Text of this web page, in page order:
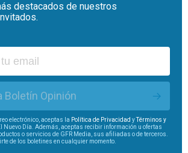
destacados de nuestros
Boletín Opinión
electrónico, aceptas la Política de Privacidad yTérminos y
Nuevo Día. Además, aceptas recibir información u ofertas
o servicios de GFR Media, sus afiliadas o de terceros.
de los boletines en cualquier momento.